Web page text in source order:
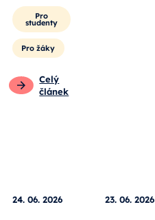
Pro
studenty
Pro žáky
Celý
článek
24. 06. 2026 23. 06. 2026